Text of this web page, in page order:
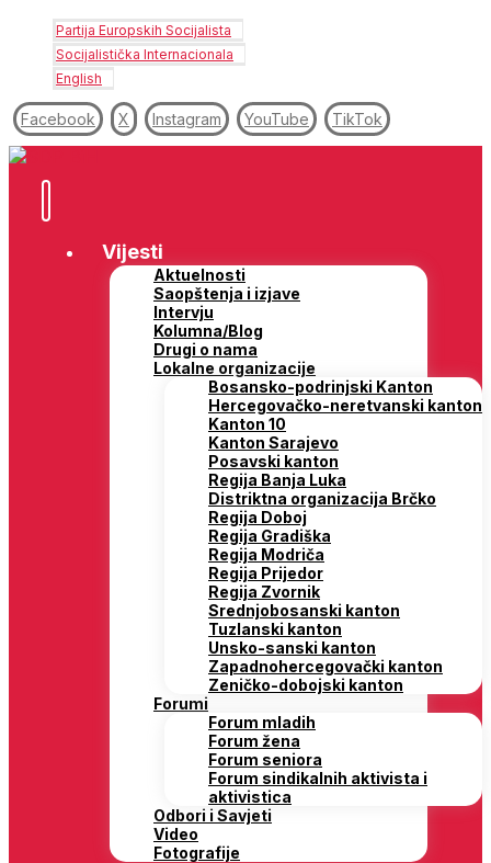
Partija Europskih Socijalista
Socijalistička Internacionala
English
Facebook X Instagram YouTube TikTok
Vijesti
Aktuelnosti
Saopštenja i izjave
Intervju
Kolumna/Blog
Drugi o nama
Lokalne organizacije
Bosansko-podrinjski Kanton
Hercegovačko-neretvanski kanton
Kanton 10
Kanton Sarajevo
Posavski kanton
Regija Banja Luka
Distriktna organizacija Brčko
Regija Doboj
Regija Gradiška
Regija Modriča
Regija Prijedor
Regija Zvornik
Srednjobosanski kanton
Tuzlanski kanton
Unsko-sanski kanton
Zapadnohercegovački kanton
Zeničko-dobojski kanton
Forumi
Forum mladih
Forum žena
Forum seniora
Forum sindikalnih aktivista i
aktivistica
Odbori i Savjeti
Video
Fotografije